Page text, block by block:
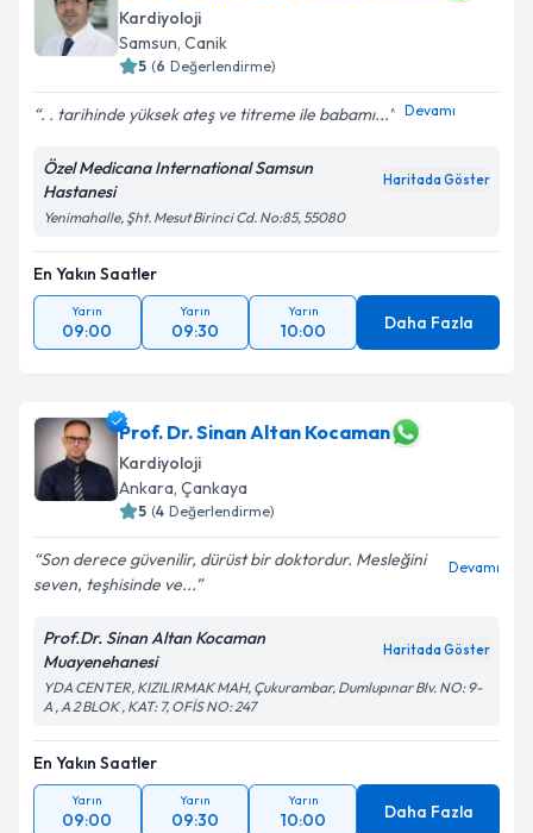
Kardiyoloji
Samsun, Canik
5 (6 Değerlendirme)
. . tarihinde yüksek ateş ve titreme ile babamı... Devamı
Özel Medicana International Samsun
Hastanesi
Haritada Göster
Yenimahalle, Şht. Mesut Birinci Cd. No:85, 55080
En Yakın Saatler
Yarın
09:00
Yarın
09:30
Yarın
10:00 Daha Fazla
Prof. Dr. Sinan Altan Kocaman
Kardiyoloji
Ankara, Çankaya
5 (4 Değerlendirme)
Son derece güvenilir, dürüst bir doktordur. Mesleğini
seven, teşhisinde ve...
Devamı
Prof.Dr. Sinan Altan Kocaman
Muayenehanesi
Haritada Göster
YDA CENTER, KIZILIRMAK MAH, Çukurambar, Dumlupınar Blv. NO: 9-
A , A 2 BLOK , KAT: 7, OFİS NO: 247
En Yakın Saatler
Yarın
09:00
Yarın
09:30
Yarın
10:00 Daha Fazla